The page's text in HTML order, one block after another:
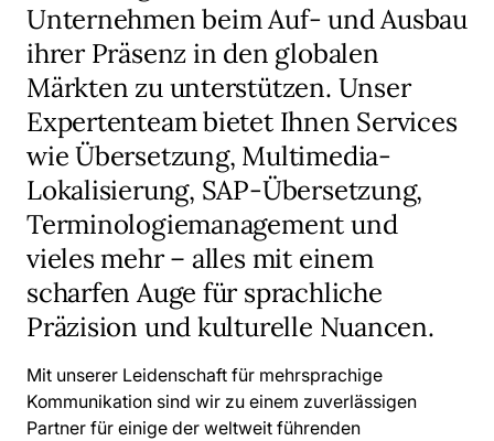
Unternehmen beim Auf- und Ausbau
ihrer Präsenz in den globalen
Märkten zu unterstützen. Unser
Expertenteam bietet Ihnen Services
wie Übersetzung, Multimedia-
Lokalisierung, SAP-Übersetzung,
Terminologiemanagement und
vieles mehr – alles mit einem
scharfen Auge für sprachliche
Präzision und kulturelle Nuancen.
Mit unserer Leidenschaft für mehrsprachige
Kommunikation sind wir zu einem zuverlässigen
Partner für einige der weltweit führenden